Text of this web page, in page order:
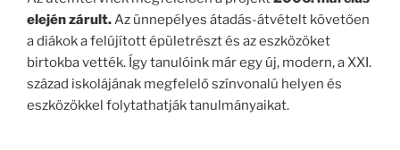
elején zárult.Az ünnepélyes átadás-átvételt követően
a diákok a felújított épületrészt és az eszközöket
birtokba vették. Így tanulóink már egy új, modern, a XXI.
század iskolájának megfelelő színvonalú helyen és
eszközökkel folytathatják tanulmányaikat.